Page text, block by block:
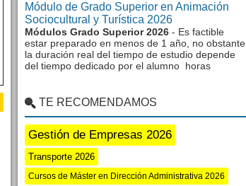
Módulo de Grado Superior en Animación
Sociocultural y Turística 2026
Módulos Grado Superior 2026 - Es factible
estar preparado en menos de 1 año, no obstante
la duración real del tiempo de estudio depende
del tiempo dedicado por el alumno horas
TE RECOMENDAMOS
Gestión de Empresas 2026
Transporte 2026
Cursos de Máster en Dirección Administrativa 2026